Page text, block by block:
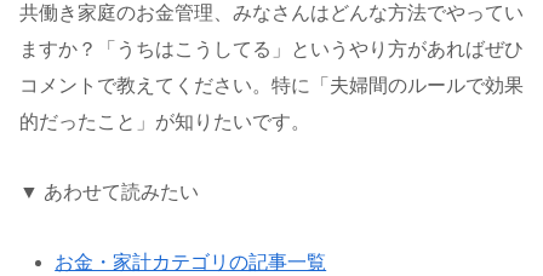
共働き家庭のお金管理、みなさんはどんな方法でやってい
ますか？「うちはこうしてる」というやり方があればぜひ
コメントで教えてください。特に「夫婦間のルールで効果
的だったこと」が知りたいです。
▼ あわせて読みたい
お金・家計カテゴリの記事一覧